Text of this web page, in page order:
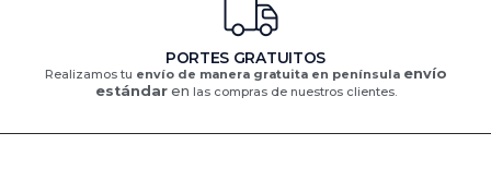
PORTES GRATUITOS
Realizamos tu envío de manera gratuita en península envío
estándaren las compras de nuestros clientes.